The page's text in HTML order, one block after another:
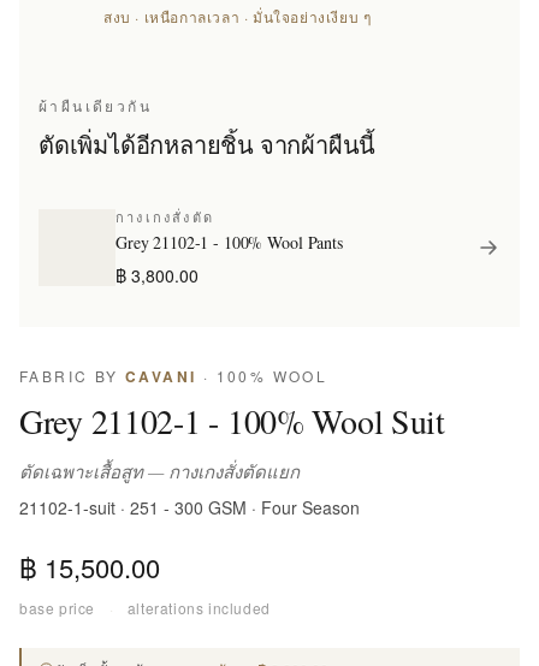
สงบ · เหนือกาลเวลา · มั่นใจอย่างเงียบ ๆ
ผ้าผืนเดียวกัน
ตัดเพิ่มได้อีกหลายชิ้น จากผ้าผืนนี้
กางเกงสั่งตัด
Grey 21102-1 - 100% Wool Pants
฿ 3,800.00
FABRIC BY CAVANI · 100% WOOL
Grey 21102-1 - 100% Wool Suit
ตัดเฉพาะเสื้อสูท — กางเกงสั่งตัดแยก
21102-1-suit · 251 - 300 GSM · Four Season
฿ 15,500.00
base price · alterations included